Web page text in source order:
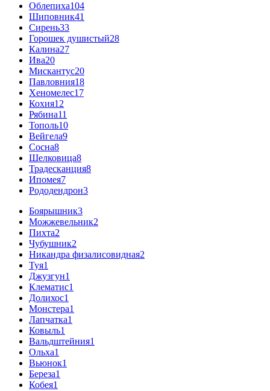
Облепиха104
Шиповник41
Сирень33
Горошек душистый28
Калина27
Ива20
Мискантус20
Павловния18
Хеномелес17
Кохия12
Рябина11
Тополь10
Вейгела9
Сосна8
Шелковица8
Традесканция8
Ипомея7
Рододендрон3
Боярышник3
Можжевельник2
Пихта2
Чубушник2
Никандра физалисовидная2
Туя1
Джузгун1
Клематис1
Долихос1
Монстера1
Лапчатка1
Ковыль1
Вальдштейния1
Ольха1
Вьюнок1
Береза1
Кобея1